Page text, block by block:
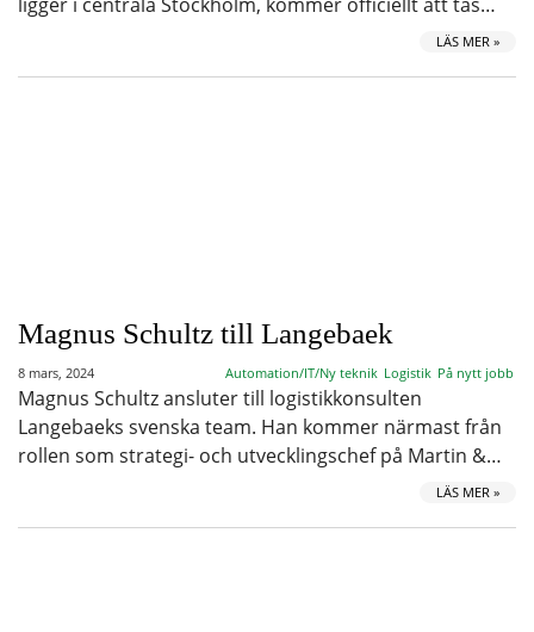
LÄS MER »
Magnus Schultz till Langebaek
8 mars, 2024 Automation/IT/Ny teknik Logistik På nytt jobb
Magnus Schultz ansluter till logistikkonsulten
Langebaeks svenska team. Han kommer närmast från
rollen som strategi- och utvecklingschef på Martin &…
LÄS MER »